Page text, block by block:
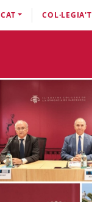
CAT COL·LEGIA'T